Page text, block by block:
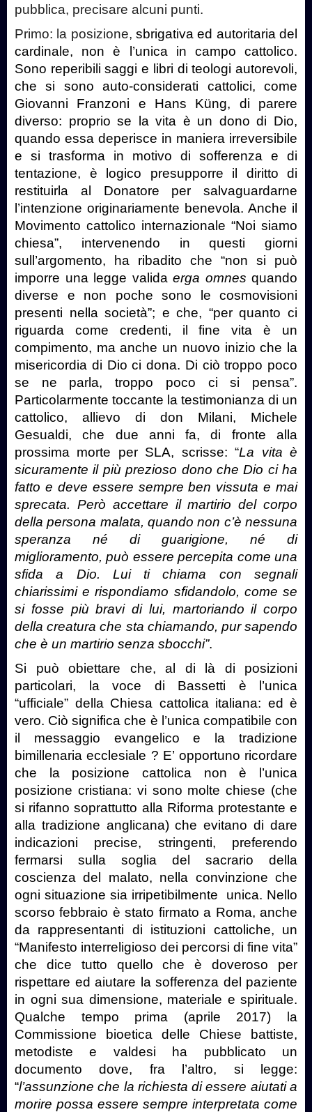
pubblica, precisare alcuni punti.
Primo: la posizione, sbrigativa ed autoritaria del
cardinale, non è l’unica in campo cattolico.
Sono reperibili saggi e libri di teologi autorevoli,
che si sono auto-considerati cattolici, come
Giovanni Franzoni e Hans Küng, di parere
diverso: proprio se la vita è un dono di Dio,
quando essa deperisce in maniera irreversibile
e si trasforma in motivo di sofferenza e di
tentazione, è logico presupporre il diritto di
restituirla al Donatore per salvaguardarne
l’intenzione originariamente benevola. Anche il
Movimento cattolico internazionale “Noi siamo
chiesa”, intervenendo in questi giorni
sull’argomento, ha ribadito che “non si può
imporre una legge valida erga omnes quando
diverse e non poche sono le cosmovisioni
presenti nella società”; e che, “per quanto ci
riguarda come credenti, il fine vita è un
compimento, ma anche un nuovo inizio che la
misericordia di Dio ci dona. Di ciò troppo poco
se ne parla, troppo poco ci si pensa”.
Particolarmente toccante la testimonianza di un
cattolico, allievo di don Milani, Michele
Gesualdi, che due anni fa, di fronte alla
prossima morte per SLA, scrisse: “La vita è
sicuramente il più prezioso dono che Dio ci ha
fatto e deve essere sempre ben vissuta e mai
sprecata. Però accettare il martirio del corpo
della persona malata, quando non c’è nessuna
speranza né di guarigione, né di
miglioramento, può essere percepita come una
sfida a Dio. Lui ti chiama con segnali
chiarissimi e rispondiamo sfidandolo, come se
si fosse più bravi di lui, martoriando il corpo
della creatura che sta chiamando, pur sapendo
che è un martirio senza sbocchi”.
Si può obiettare che, al di là di posizioni
particolari, la voce di Bassetti è l’unica
“ufficiale” della Chiesa cattolica italiana: ed è
vero. Ciò significa che è l’unica compatibile con
il messaggio evangelico e la tradizione
bimillenaria ecclesiale ? E’ opportuno ricordare
che la posizione cattolica non è l’unica
posizione cristiana: vi sono molte chiese (che
si rifanno soprattutto alla Riforma protestante e
alla tradizione anglicana) che evitano di dare
indicazioni precise, stringenti, preferendo
fermarsi sulla soglia del sacrario della
coscienza del malato, nella convinzione che
ogni situazione sia irripetibilmente unica. Nello
scorso febbraio è stato firmato a Roma, anche
da rappresentanti di istituzioni cattoliche, un
“Manifesto interreligioso dei percorsi di fine vita”
che dice tutto quello che è doveroso per
rispettare ed aiutare la sofferenza del paziente
in ogni sua dimensione, materiale e spirituale.
Qualche tempo prima (aprile 2017) la
Commissione bioetica delle Chiese battiste,
metodiste e valdesi ha pubblicato un
documento dove, fra l’altro, si legge:
“l’assunzione che la richiesta di essere aiutati a
morire possa essere sempre interpretata come